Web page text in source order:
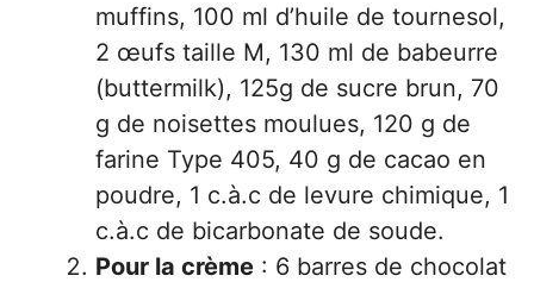
muffins, 100 ml d’huile de tournesol,
2 œufs taille M, 130 ml de babeurre
(buttermilk), 125g de sucre brun, 70
g de noisettes moulues, 120 g de
farine Type 405, 40 g de cacao en
poudre, 1 c.à.c de levure chimique, 1
c.à.c de bicarbonate de soude.
Pour la crème : 6 barres de chocolat